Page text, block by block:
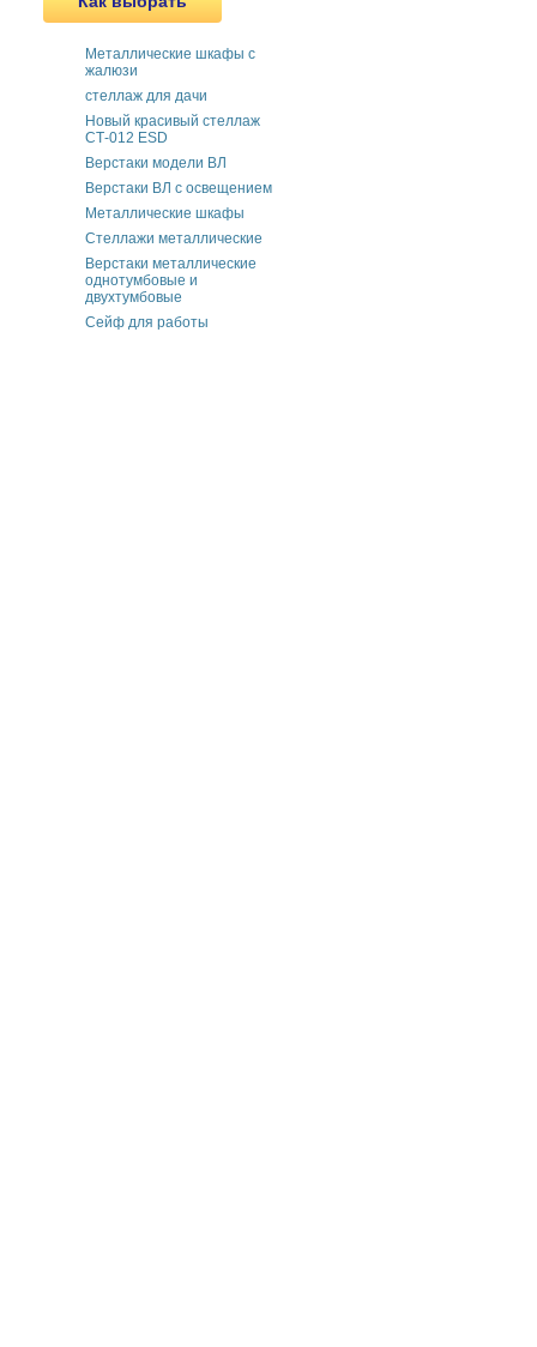
Металлические шкафы с
жалюзи
cтеллаж для дачи
Новый красивый стеллаж
СТ-012 ESD
Верстаки модели ВЛ
Верстаки ВЛ с освещением
Металлические шкафы
Стеллажи металлические
Верстаки металлические
однотумбовые и
двухтумбовые
Сейф для работы